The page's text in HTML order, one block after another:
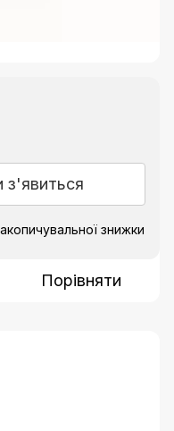
з'явиться
знижки
Порівняти